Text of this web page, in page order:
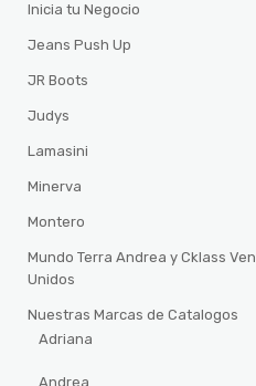
Inicia tu Negocio
Jeans Push Up
JR Boots
Judys
Lamasini
Minerva
Montero
Mundo Terra Andrea y Cklass
Unidos
Nuestras Marcas de Catalogos
Adriana
Andrea